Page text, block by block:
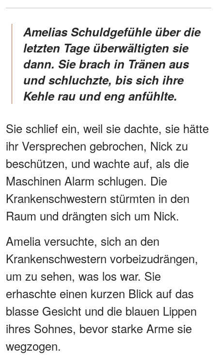
Amelias Schuldgefühle über die
letzten Tage überwältigten sie
dann. Sie brach in Tränen aus
und schluchzte, bis sich ihre
Kehle rau und eng anfühlte.
Sie schlief ein, weil sie dachte, sie hätte
ihr Versprechen gebrochen, Nick zu
beschützen, und wachte auf, als die
Maschinen Alarm schlugen. Die
Krankenschwestern stürmten in den
Raum und drängten sich um Nick.
Amelia versuchte, sich an den
Krankenschwestern vorbeizudrängen,
um zu sehen, was los war. Sie
erhaschte einen kurzen Blick auf das
blasse Gesicht und die blauen Lippen
ihres Sohnes, bevor starke Arme sie
wegzogen.